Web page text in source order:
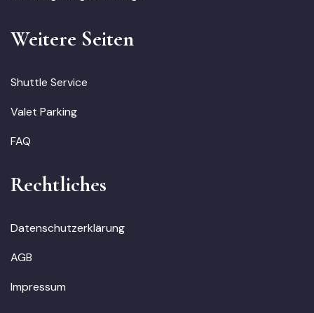
Weitere Seiten
Shuttle Service
Valet Parking
FAQ
Rechtliches
Datenschutzerklärung
AGB
Impressum